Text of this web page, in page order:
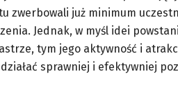
zwerbowali już minimum
Jednak, w myśl idei
tym jego aktywność i
sprawniej i efektywniej